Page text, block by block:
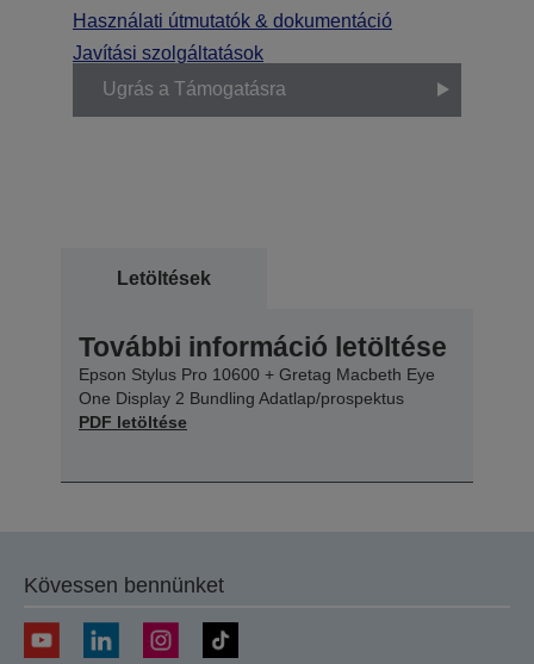
Használati útmutatók & dokumentáció
Javítási szolgáltatások
Ugrás a Támogatásra
Letöltések
További információ letöltése
Epson Stylus Pro 10600 + Gretag Macbeth Eye
One Display 2 Bundling Adatlap/prospektus
PDF letöltése
Kövessen bennünket